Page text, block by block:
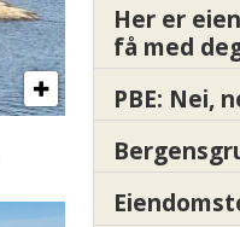
Her er
få med
PBE: Nei,